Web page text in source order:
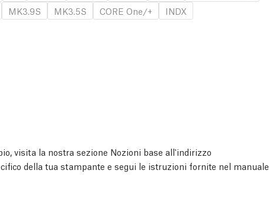
MK3.9S MK3.5S CORE One/+ INDX
visita la nostra sezione Nozioni base all'indirizzo
della tua stampante e segui le istruzioni fornite nel manuale